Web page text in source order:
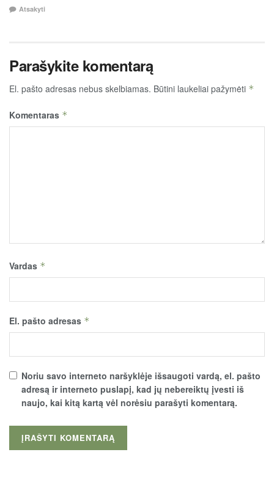
Atsakyti
Parašykite komentarą
El. pašto adresas nebus skelbiamas. Būtini laukeliai pažymėti *
Komentaras *
Vardas *
El. pašto adresas *
Noriu savo interneto naršyklėje išsaugoti vardą, el. pašto
adresą ir interneto puslapį, kad jų nebereiktų įvesti iš
naujo, kai kitą kartą vėl norėsiu parašyti komentarą.